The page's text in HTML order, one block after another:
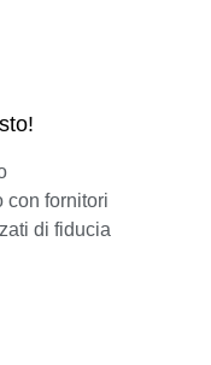
con fornitori
di fiducia